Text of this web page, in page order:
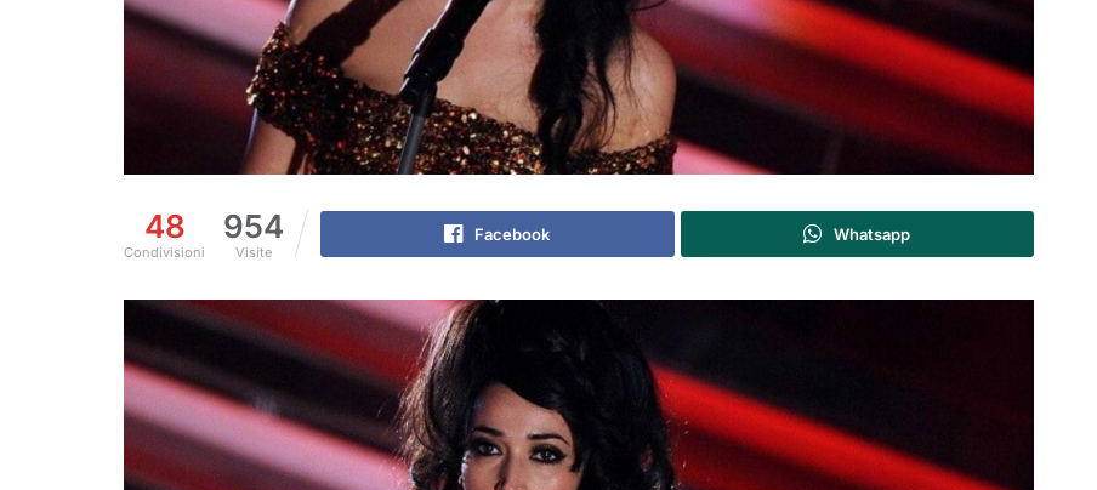
48
Condivisioni
954
Visite
Facebook Whatsapp